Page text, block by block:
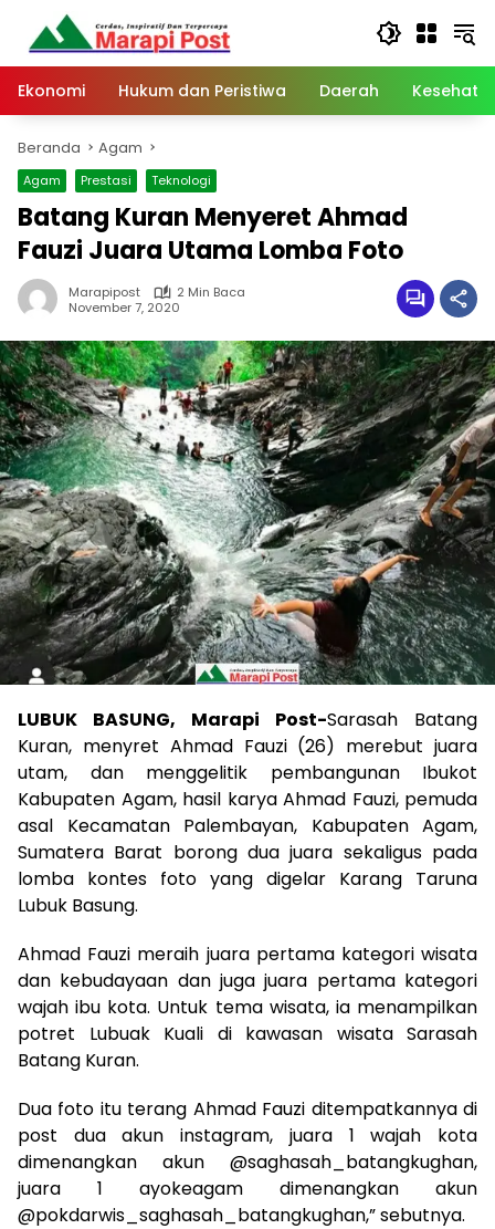
Langsung
konten
Ekonomi
Hukum dan Peristiwa Daerah
Beranda Agam
Agam Prestasi Teknologi
Batang Kuran Menyeret Ahmad
Fauzi Juara Utama Lomba Foto
Marapipost
2 Min Baca
November 7, 2020
LUBUK BASUNG, Marapi Post-Sarasah Batang
Kuran, menyret Ahmad Fauzi (26) merebut juara
utam, dan menggelitik pembangunan Ibukot
Kabupaten Agam, hasil karya Ahmad Fauzi, pemuda
asal Kecamatan Palembayan, Kabupaten Agam,
Sumatera Barat borong dua juara sekaligus pada
lomba kontes foto yang digelar Karang Taruna
Lubuk Basung.
Ahmad Fauzi meraih juara pertama kategori wisata
dan kebudayaan dan juga juara pertama kategori
wajah ibu kota. Untuk tema wisata, ia menampilkan
potret Lubuak Kuali di kawasan wisata Sarasah
Batang Kuran.
Dua foto itu terang Ahmad Fauzi ditempatkannya di
post dua akun instagram, juara 1 wajah kota
dimenangkan akun @saghasah_batangkughan,
juara 1 ayokeagam dimenangkan akun
@pokdarwis_saghasah_ batangkughan,” sebutnya.